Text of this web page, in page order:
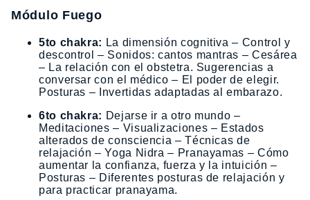
Módulo Fuego
5to chakra: La dimensión cognitiva – Control y
descontrol – Sonidos: cantos mantras – Cesárea
– La relación con el obstetra. Sugerencias a
conversar con el médico – El poder de elegir.
Posturas – Invertidas adaptadas al embarazo.
6to chakra: Dejarse ir a otro mundo –
Meditaciones – Visualizaciones – Estados
alterados de consciencia – Técnicas de
relajación – Yoga Nidra – Pranayamas – Cómo
aumentar la confianza, fuerza y la intuición –
Posturas – Diferentes posturas de relajación y
para practicar pranayama.